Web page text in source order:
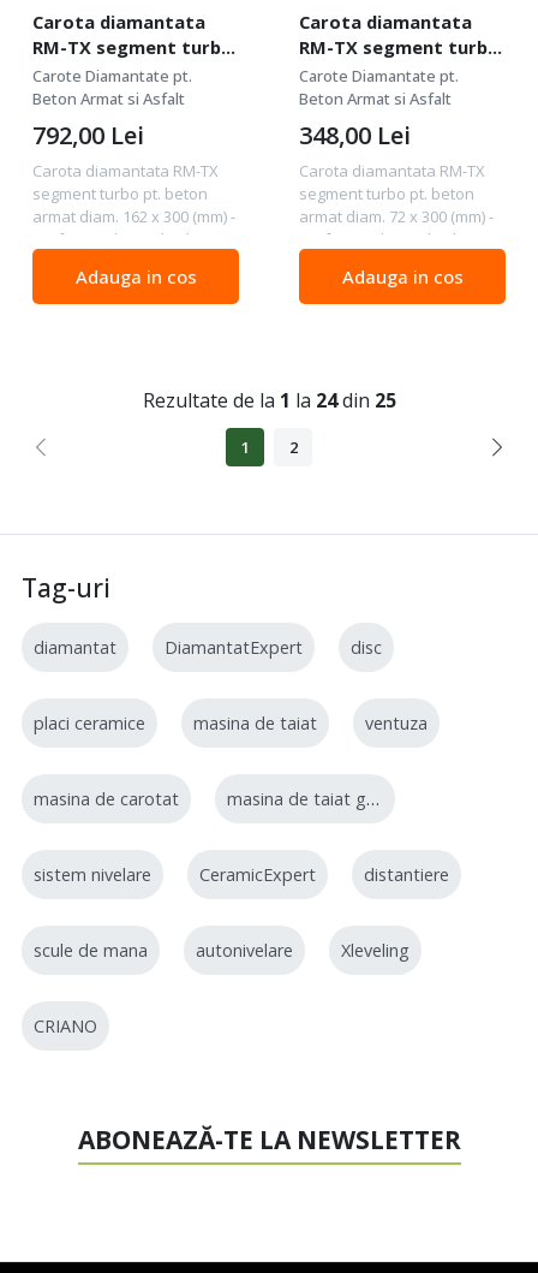
Carota diamantata
RM-TX segment turbo
pt. beton armat diam.
162 x 300 (mm) -
Profesional Standard -
DiStar-10215129013
Carote Diamantate pt.
Beton Armat si Asfalt
Carota diamantata RM-TX
segment turbo pt. beton
armat diam. 162 x 300 (mm) -
Profesional Standard -
Standard - calitate
profesionala de buna
792,00 Lei
Adauga in cos
Carota diamantata
RM-TX segment turbo
pt. beton armat diam.
72 x 300 (mm) -
Profesional Standard -
DiStar-10170429022
Carote Diamantate pt.
Beton Armat si Asfalt
Carota diamantata RM-TX
segment turbo pt. beton
armat diam. 72 x 300 (mm) -
Profesional Standard -
Standard - calitate
profesionala de buna
348,00 Lei
Adauga in cos
Rezultate de la 1 la 24din 25
1 2
Tag-uri
diamantat DiamantatExpert disc
placi ceramice masina de taiat ventuza
masina de carotat masina de taiat gresie
sistem nivelare CeramicExpert distantiere
scule de mana autonivelare Xleveling
CRIANO
ABONEAZĂ-TE LA NEWSLETTER